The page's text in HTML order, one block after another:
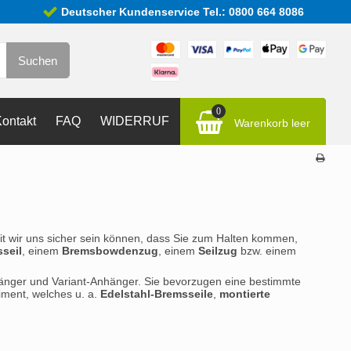
Deutscher Kundenservice Tel.: 0800 664 8086
Suchen
0
Warenkorb leer
FAQ WIDERRUF
uns sicher sein können, dass Sie zum Halten kommen,
, einem Bremsbowdenzug, einemSeilzug bzw. einem
und Variant-Anhänger. Sie bevorzugen eine bestimmte
welches u. a. Edelstahl-Bremsseile, montierte